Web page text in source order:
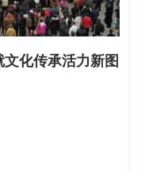
化传承活力新图